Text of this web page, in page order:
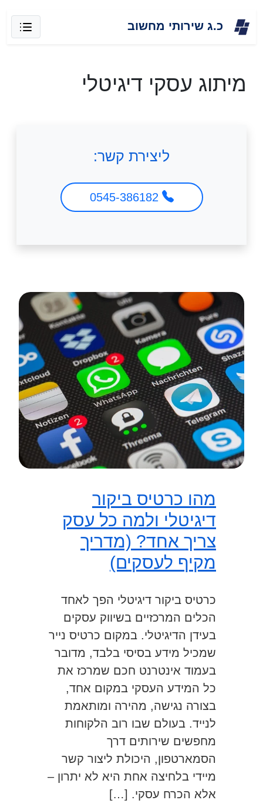
כ.ג שירותי מחשוב
מיתוג עסקי דיגיטלי
ליצירת קשר:
מהו כרטיס ביקור
דיגיטלי ולמה כל עסק
צריך אחד? (מדריך
מקיף לעסקים)
כרטיס ביקור דיגיטלי הפך לאחד
הכלים המרכזיים בשיווק עסקים
בעידן הדיגיטלי. במקום כרטיס נייר
שמכיל מידע בסיסי בלבד, מדובר
בעמוד אינטרנט חכם שמרכז את
כל המידע העסקי במקום אחד,
בצורה נגישה, מהירה ומותאמת
לנייד. בעולם שבו רוב הלקוחות
מחפשים שירותים דרך
הסמארטפון, היכולת ליצור קשר
מיידי בלחיצה אחת היא לא יתרון –
אלא הכרח עסקי. […]